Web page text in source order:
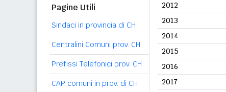
Pagine Utili
Sindaci in provincia di CH
Centralini Comuni prov. CH
Prefissi Telefonici prov. CH
CAP comuni in prov. di CH
2012
2013
2014
2015
2016
2017